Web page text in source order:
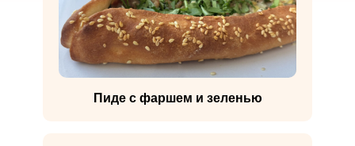
Пиде с фаршем и зеленью